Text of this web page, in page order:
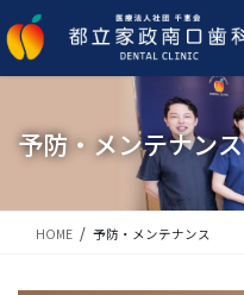
ン
テ
ビ
ゲ
移
予防・メンテナンス
HOME 予防・メンテナンス